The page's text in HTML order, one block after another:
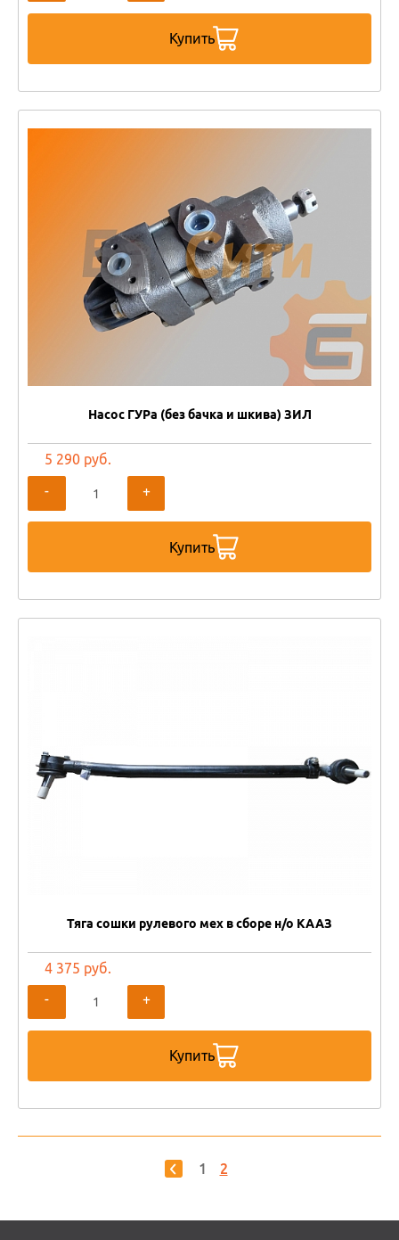
Купить
Насос ГУРа (без бачка и шкива) ЗИЛ
5 290 руб.
-
+
Купить
Тяга сошки рулевого мех в сборе н/о КААЗ
4 375 руб.
-
+
Купить
1 2